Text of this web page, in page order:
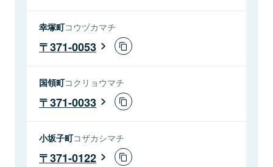
幸塚町コウヅカマチ
371-0053
国領町コクリョウマチ
371-0033
小坂子町コザカシマチ
371-0122